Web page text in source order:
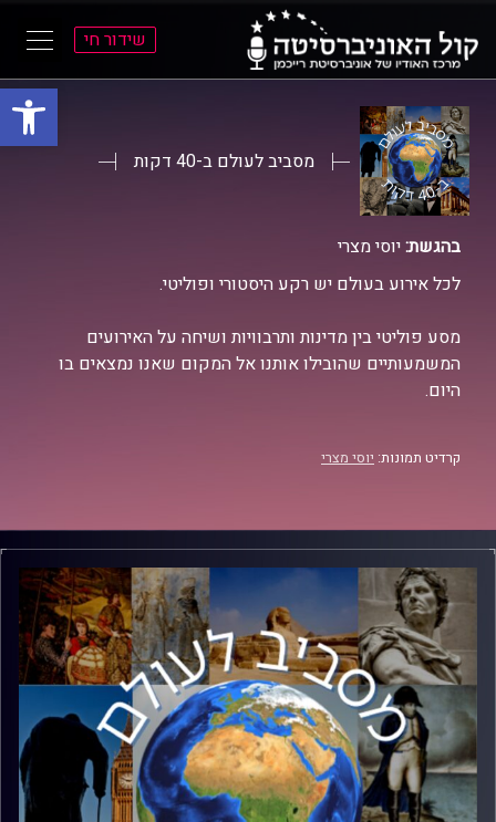
פתח
התפריט
הראשי
התוכן
הראשי
שידור חי
מסביב לעולם ב-40 דקות
בהגשת:יוסי מצרי
לכל אירוע בעולם יש רקע היסטורי ופוליטי.
מסע פוליטי בין מדינות ותרבוויות ושיחה על האירועים
המשמעותיים שהובילו אותנו אל המקום שאנו נמצאים בו
היום.
קרדיט תמונות: יוסי מצרי